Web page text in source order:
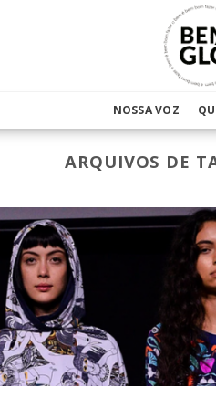
NOSSA VOZ
ARQUIVOS DE